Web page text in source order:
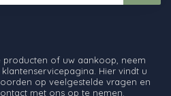
of uw aankoop, neem
Hier vindt u
op veelgestelde vragen en
met ons op te nemen.